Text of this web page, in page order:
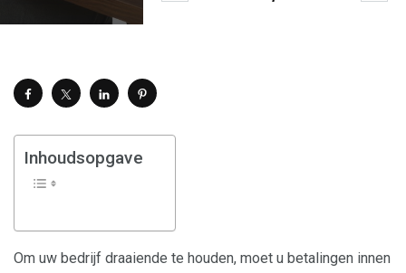
Inhoudsopgave
Om uw bedrijf draaiende te houden, moet u betalingen innen